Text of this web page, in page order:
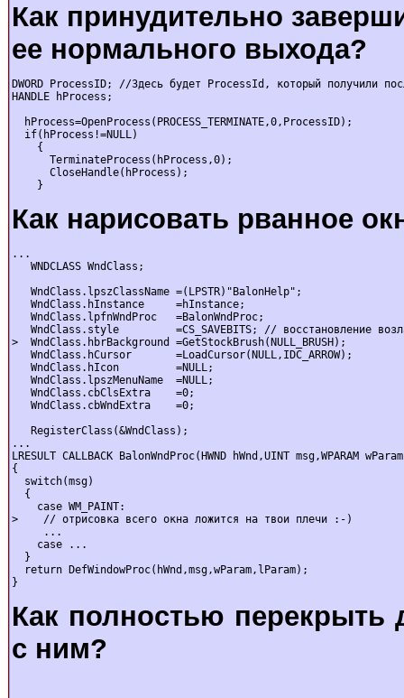
Как принудительно
ее нормального выхода?
DWORD ProcessID; //Здесь будет ProcessId, котоpый получили
HANDLE hProcess;
  hProcess=OpenProcess(PROCESS_TERMINATE,0,ProcessID);
  if(hProcess!=NULL)
    {
      TerminateProcess(hProcess,0);
      CloseHandle(hProcess);
    }
Как нарисовать рванное
...
   WNDCLASS WndClass;
   WndClass.lpszClassName =(LPSTR)"BalonHelp";
   WndClass.hInstance     =hInstance;
   WndClass.lpfnWndProc   =BalonWndProc;
WndClass.style         =CS_SAVEBITS; // восстановление
>  WndClass.hbrBackground =GetStockBrush(NULL_BRUSH);
   WndClass.hCursor       =LoadCursor(NULL,IDC_ARROW);
   WndClass.hIcon         =NULL;
   WndClass.lpszMenuName  =NULL;
   WndClass.cbClsExtra    =0;
   WndClass.cbWndExtra    =0;
   RegisterClass(&WndClass);
...
LRESULT CALLBACK BalonWndProc(HWND hWnd,UINT msg,WPARAM
{
  switch(msg)
  {
    case WM_PAINT:
>    // отpисовка всего окна ложится на твои плечи :-)
     ...
    case ...
  }
  return DefWindowProc(hWnd,msg,wParam,lParam);
}
Как полностью
с ним?